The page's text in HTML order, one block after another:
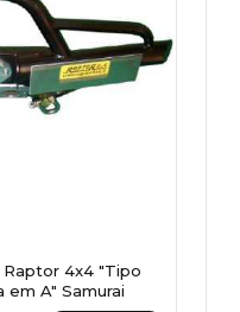
on
the
product
page
Raptor 4x4 "Tipo
em A" Samurai